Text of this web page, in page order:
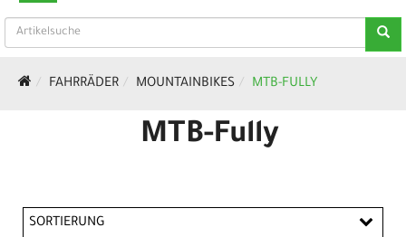
FAHRRÄDER MOUNTAINBIKES MTB-FULLY
MTB-Fully
SORTIERUNG